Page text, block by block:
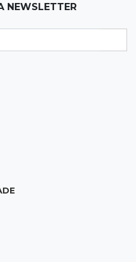
ex-deputado Neno
campeonato de
NEWSLETTER